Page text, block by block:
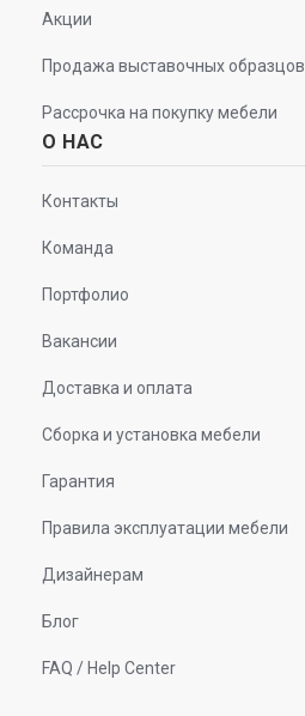
Акции
Продажа выставочных образцов
Рассрочка на покупку мебели
О НАС
Контакты
Команда
Портфолио
Вакансии
Доставка и оплата
Сборка и установка мебели
Гарантия
Правила эксплуатации мебели
Дизайнерам
Блог
FAQ / Help Center